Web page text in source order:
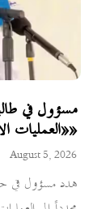
مسؤول في
«العمليات الانتحارية»
August 5, 2026
هدد مسؤول في